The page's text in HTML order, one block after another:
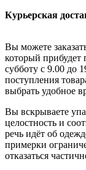
Курьерская
Вы можете
который прибудет
субботу с 9.00 до
поступления
выбрать удобное
Вы вскрываете
целостность и
речь идёт об
примерки
отказаться